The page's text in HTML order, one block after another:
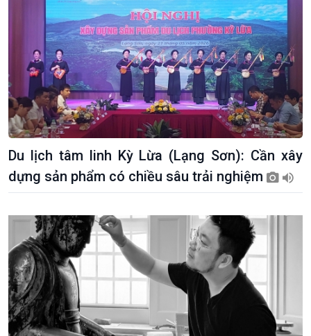
Xã hội
Tin Đời sống & Xã hội
360 độ Sức khỏe
Khoa học & Công nghệ
Tin Khoa học & Công nghệ
Kết nối công nghệ
Du lịch tâm linh Kỳ Lừa (Lạng Sơn): Cần xây
dựng sản phẩm có chiều sâu trải nghiệm